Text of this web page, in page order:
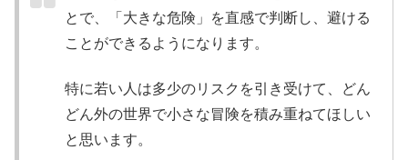
とで、「大きな危険」を直感で判断し、避ける
ことができるようになります。
特に若い人は多少のリスクを引き受けて、どん
どん外の世界で小さな冒険を積み重ねてほしい
と思います。